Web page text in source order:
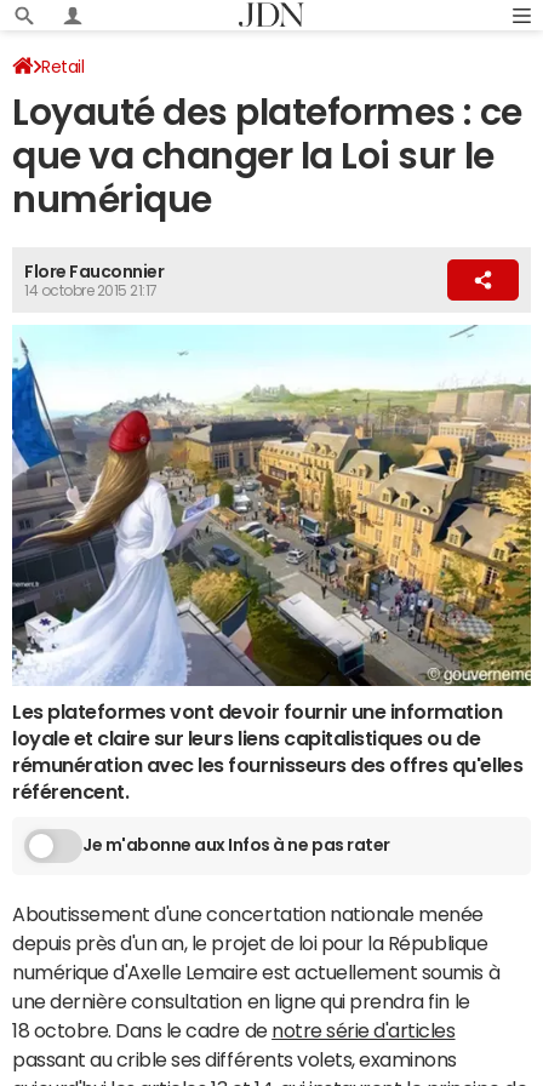
Retail
Loyauté des plateformes : ce
que va changer la Loi sur le
numérique
Flore Fauconnier
14 octobre 2015 21:17
Les plateformes vont devoir fournir une information
loyale et claire sur leurs liens capitalistiques ou de
rémunération avec les fournisseurs des offres qu'elles
référencent.
Je m'abonne aux Infos à ne pas rater
Aboutissement d'une concertation nationale menée
depuis près d'un an, le projet de loi pour la République
numérique d'Axelle Lemaire est actuellement soumis à
une dernière consultation en ligne qui prendra fin le
18 octobre. Dans le cadre de notre série d'articles
passant au crible ses différents volets, examinons